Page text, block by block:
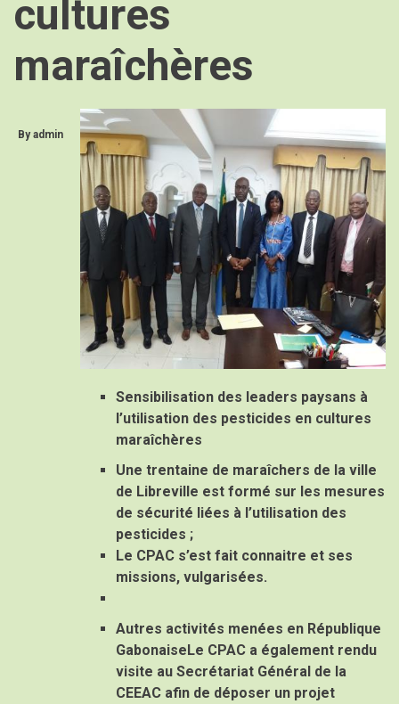
cultures
maraîchères
Byadmin
Sensibilisation des leaders paysans à
l’utilisation des pesticides en cultures
maraîchères
Une trentaine de maraîchers de la ville
de Libreville est formé sur les mesures
de sécurité liées à l’utilisation des
pesticides ;
Le CPAC s’est fait connaitre et ses
missions, vulgarisées.
Autres activités menées en République
GabonaiseLe CPAC a également rendu
visite au Secrétariat Général de la
CEEAC afin de déposer un projet